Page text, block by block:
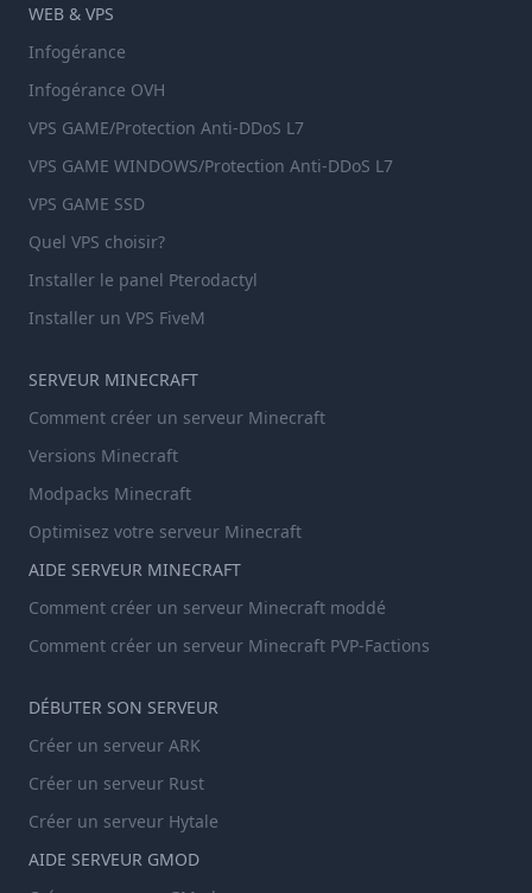
WEB & VPS
Infogérance
Infogérance OVH
VPS GAME/Protection Anti-DDoS L7
VPS GAME WINDOWS/Protection Anti-DDoS L7
VPS GAME SSD
Quel VPS choisir?
Installer le panel Pterodactyl
Installer un VPS FiveM
SERVEUR MINECRAFT
Comment créer un serveur Minecraft
Versions Minecraft
Modpacks Minecraft
Optimisez votre serveur Minecraft
AIDE SERVEUR MINECRAFT
Comment créer un serveur Minecraft moddé
Comment créer un serveur Minecraft PVP-Factions
DÉBUTER SON SERVEUR
Créer un serveur ARK
Créer un serveur Rust
Créer un serveur Hytale
AIDE SERVEUR GMOD